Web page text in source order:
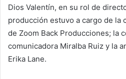
Dios Valentín, en su rol de
producción estuvo a cargo de la
de Zoom Back Producciones; la
comunicadora Miralba Ruiz y la
Erika Lane.